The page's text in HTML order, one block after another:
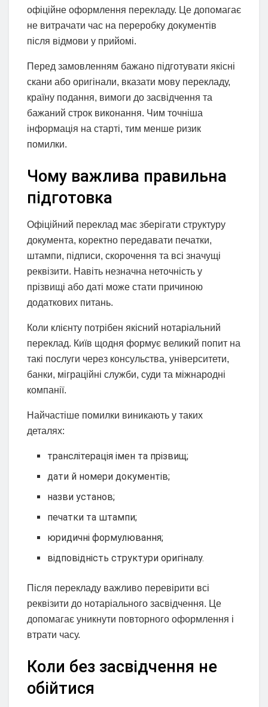
офіційне оформлення перекладу. Це допомагає
не витрачати час на переробку документів
після відмови у прийомі.
Перед замовленням бажано підготувати якісні
скани або оригінали, вказати мову перекладу,
країну подання, вимоги до засвідчення та
бажаний строк виконання. Чим точніша
інформація на старті, тим менше ризик
помилки.
Чому важлива правильна
підготовка
Офіційний переклад має зберігати структуру
документа, коректно передавати печатки,
штампи, підписи, скорочення та всі значущі
реквізити. Навіть незначна неточність у
прізвищі або даті може стати причиною
додаткових питань.
Коли клієнту потрібен якісний нотаріальний
переклад. Київ щодня формує великий попит на
такі послуги через консульства, університети,
банки, міграційні служби, суди та міжнародні
компанії.
Найчастіше помилки виникають у таких
деталях:
транслітерація імен та прізвищ;
дати й номери документів;
назви установ;
печатки та штампи;
юридичні формулювання;
відповідність структури оригіналу.
Після перекладу важливо перевірити всі
реквізити до нотаріального засвідчення. Це
допомагає уникнути повторного оформлення і
втрати часу.
Коли без засвідчення не
обійтися